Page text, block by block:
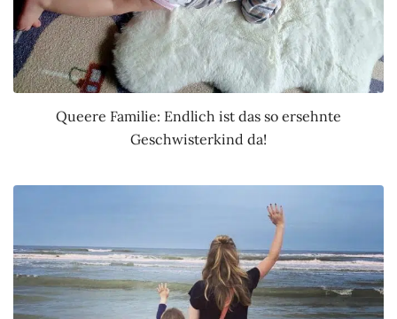
Queere Familie: Endlich ist das so ersehnte
Geschwisterkind da!